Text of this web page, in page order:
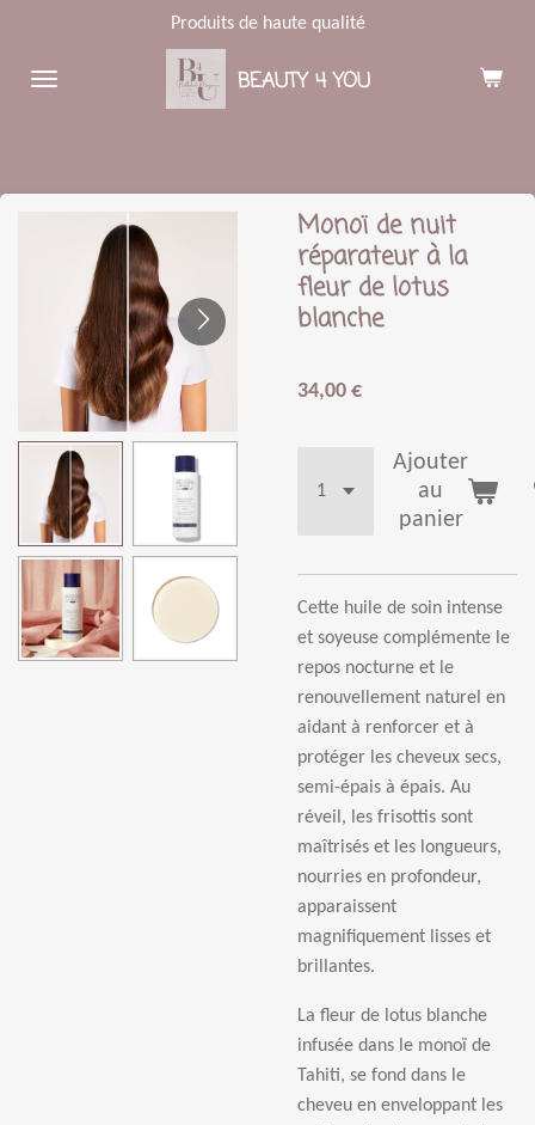
contenu
BEAUTY 4 YOU
Produits de haute qualité
Monoï de nuit
réparateur à la
fleur de lotus
blanche
34,00 €
Ajouter
au
panier
Cette huile de soin intense
et soyeuse compl émente le
repos nocturne et le
renouvellement naturel en
aidant à renforcer et à
protéger les cheveux secs,
semi-épais à épais. Au
réveil, les frisottis sont
maîtrisés et les longueurs,
nourries en profondeur,
apparaissent
magnifiquement lisses et
brillantes.
La fleur de lotus blanche
infusée dans le monoï de
Tahiti, se fond dans le
cheveu en enveloppant les